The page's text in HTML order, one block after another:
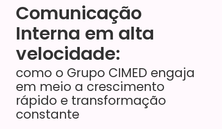
Comunicação
Interna em alta
velocidade:
como o Grupo CIMED engaja
em meio a crescimento
rápido e transformação
constante